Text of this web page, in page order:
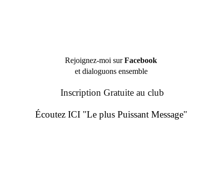
Rejoignez-moi surFacebook
et dialoguons ensemble
Inscription Gratuite au club
Écoutez ICI "Le plus Puissant Message"